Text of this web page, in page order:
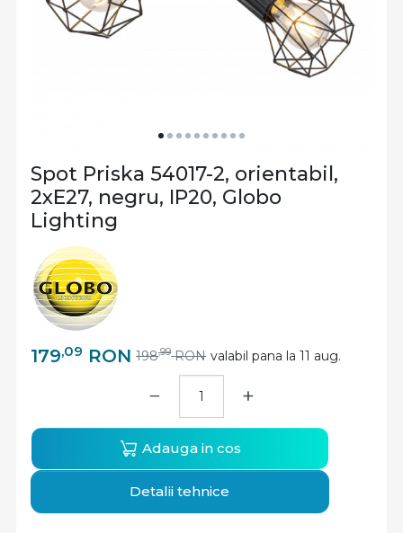
Spot Priska 54017-2, orientabil,
2xE27, negru, IP20, Globo
Lighting
179,09 RON 198,99 RON valabil pana la 11 aug.
− +
Adauga in cos
Detalii tehnice